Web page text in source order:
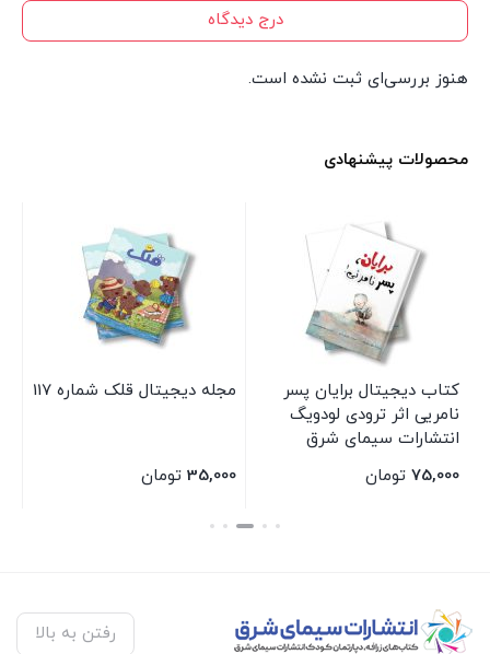
درج دیدگاه
هنوز بررسی‌ای ثبت نشده است.
محصولات پیشنهادی
کتاب دیجیتال برایان پسر
نامریی اثر ترودی لودویگ
انتشارات سیمای شرق
75,000 تومان
مجله دیجیتال قلک شماره 117
35,000 تومان
بستن
رفتن به بالا